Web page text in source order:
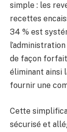
simple : les
recettes
34 % est
de façon
éliminant ainsi
fournir une
Cette
sécurisé et